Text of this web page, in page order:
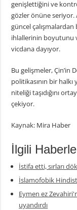
genişlettiğini ve
gözler önüne seriyor.
güncel
ihlallerinin boyutunu
vicdana dayıyor.
Bu gelişmeler, Çin’in
politikasının bir
niteliği taşıdığını
çekiyor.
Kaynak: Mira Haber
İlgili
İstifa etti, sırları
İslamofobik
Eymen ez
uyandırdı